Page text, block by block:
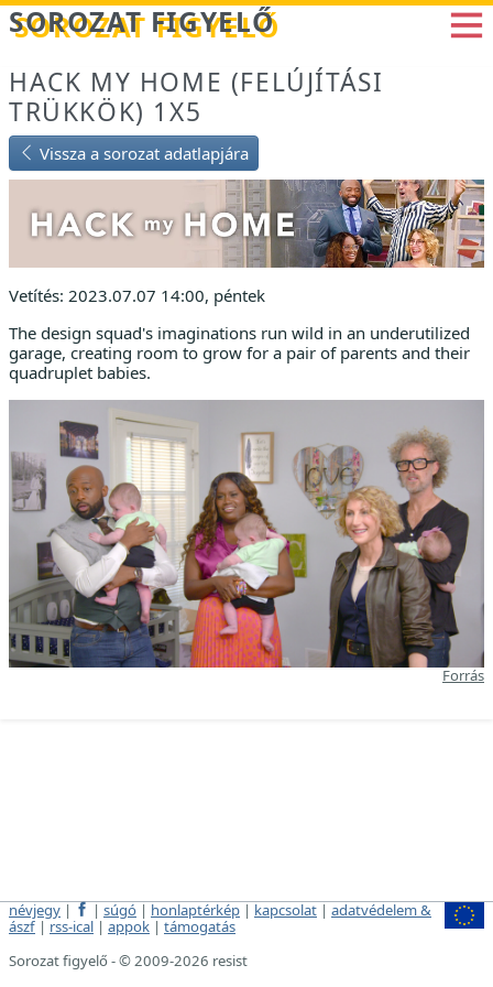
Betöltés...
SOROZAT FIGYELŐ
HACK MY HOME (FELÚJÍTÁSI
TRÜKKÖK) 1X5
Vissza a sorozat adatlapjára
Vetítés: 2023.07.07 14:00, péntek
The design squad's imaginations run wild in an underutilized
garage, creating room to grow for a pair of parents and their
quadruplet babies.
Forrás
névjegy | | súgó | honlaptérkép | kapcsolat | adatvédelem &
ászf | rss-ical | appok | támogatás
Sorozat figyelő - © 2009-2026 resist